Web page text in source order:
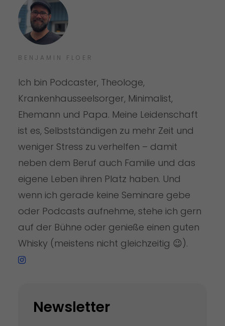
BENJAMIN FLOER
Ich bin Podcaster, Theologe,
Krankenhausseelsorger, Minimalist,
Ehemann und Papa. Meine Leidenschaft
ist es, Selbstständigen zu mehr Zeit und
weniger Stress zu verhelfen – damit
neben dem Beruf auch Familie und das
eigene Leben ihren Platz haben. Und
wenn ich gerade keine Seminare gebe
oder Podcasts aufnehme, stehe ich gern
auf der Bühne oder genieße einen guten
Whisky (meistens nicht gleichzeitig 😉).
Newsletter